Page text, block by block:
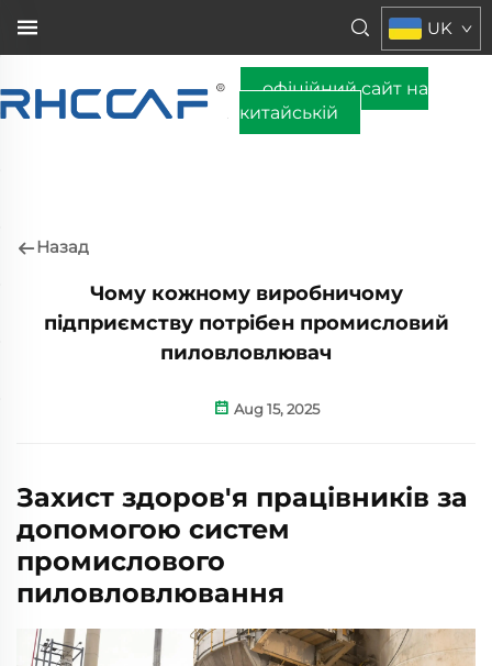
UK
офіційний сайт на
китайській
Назад
Чому кожному виробничому
підприємству потрібен промисловий
пиловловлювач
Aug 15, 2025
Захист здоров'я працівників за
допомогою систем
промислового
пиловловлювання